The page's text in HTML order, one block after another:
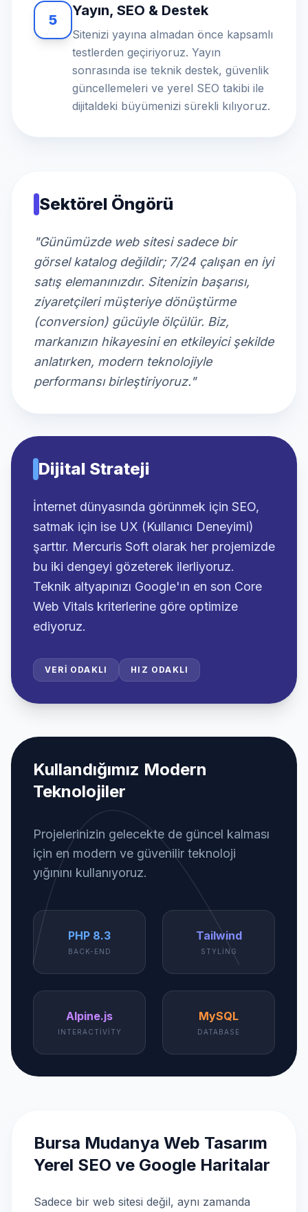
5
Yayın, SEO & Destek
Sitenizi yayına almadan önce kapsamlı
testlerden geçiriyoruz. Yayın
sonrasında ise teknik destek, güvenlik
güncellemeleri ve yerel SEO takibi ile
dijitaldeki büyümenizi sürekli kılıyoruz.
Sektörel Öngörü
"Günümüzde web sitesi sadece bir
görsel katalog değildir; 7/24 çalışan en iyi
satış elemanınızdır. Sitenizin başarısı,
ziyaretçileri müşteriye dönüştürme
(conversion) gücüyle ölçülür. Biz,
markanızın hikayesini en etkileyici şekilde
anlatırken, modern teknolojiyle
performansı birleştiriyoruz."
Dijital Strateji
İnternet dünyasında görünmek için SEO,
satmak için ise UX (Kullanıcı Deneyimi)
şarttır. Mercuris Soft olarak her projemizde
bu iki dengeyi gözeterek ilerliyoruz.
Teknik altyapınızı Google'ın en son Core
Web Vitals kriterlerine göre optimize
ediyoruz.
VERI ODAKLI HIZ ODAKLI
Kullandığımız Modern
Teknolojiler
Projelerinizin gelecekte de güncel kalması
için en modern ve güvenilir teknoloji
yığınını kullanıyoruz.
PHP 8.3
BACK-END
Tailwind
STYLING
Alpine.js
INTERACTIVITY
MySQL
DATABASE
Bursa Mudanya Web Tasarım
Yerel SEO ve Google Haritalar
Sadece bir web sitesi değil, aynı zamanda